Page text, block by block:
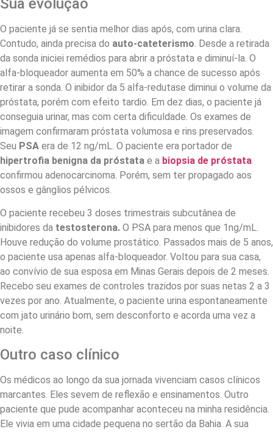
O paciente já se sentia melhor dias após, com urina clara.
Contudo, ainda precisa do auto-cateterismo . Desde a retirada
da sonda iniciei remédios para abrir a próstata e diminuí-la. O
alfa-bloqueador aumenta em 50% a chance de sucesso após
retirar a sonda. O inibidor da 5 alfa-redutase diminui o volume da
próstata, porém com efeito tardio. Em dez dias, o paciente já
conseguia urinar, mas com certa dificuldade. Os exames de
imagem confirmaram próstata volumosa e rins preservados.
Seu PSA era de 12 ng/mL. O paciente era portador de
hipertrofia benigna da próstata e a biopsia de próstata
confirmou adenocarcinoma. Porém, sem ter propagado aos
ossos e gânglios pélvicos.
O paciente recebeu 3 doses trimestrais subcutânea de
inibidores da testosterona. O PSA para menos que 1ng/mL.
Houve redução do volume prostático. Passados mais de 5 anos,
o paciente usa apenas alfa-bloqueador. Voltou para sua casa,
ao convívio de sua esposa em Minas Gerais depois de 2 meses.
Recebo seu exames de controles trazidos por suas netas 2 a 3
vezes por ano. Atualmente, o paciente urina espontaneamente
com jato urinário bom, sem desconforto e acorda uma vez a
noite.
Outro caso clínico
Os médicos ao longo da sua jornada vivenciam casos clínicos
marcantes. Eles sevem de reflexão e ensinamentos. Outro
paciente que pude acompanhar aconteceu na minha residência.
Ele vivia em uma cidade pequena no sertão da Bahia. A sua